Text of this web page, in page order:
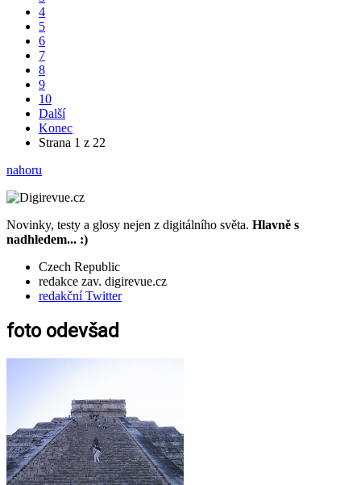
4
5
6
7
8
9
10
Další
Konec
Strana 1 z 22
nahoru
Novinky, testy a glosy nejen z digitálního světa. Hlavně s
nadhledem... :)
Czech Republic
redakce zav. digirevue.cz
redakční Twitter
foto odevšad